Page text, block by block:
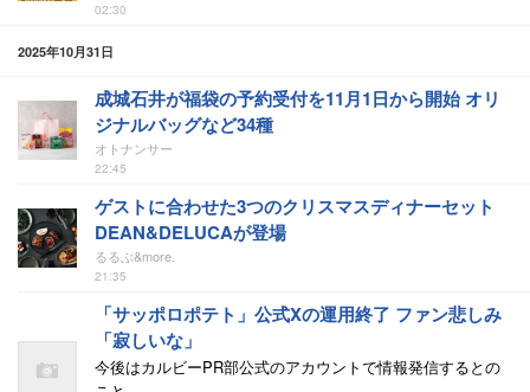
02:30
2025年10月31日
成城石井が福袋の予約受付を11月1日から開始 オリ
ジナルバッグなど34種
オトナンサー
22:45
ゲストに合わせた3つのクリスマスディナーセット
DEAN&DELUCAが登場
るるぶ&more.
21:35
「サッポロポテト」公式Xの運用終了 ファン悲しみ
「寂しいな」
今後はカルビーPR部公式のアカウントで情報発信するとの